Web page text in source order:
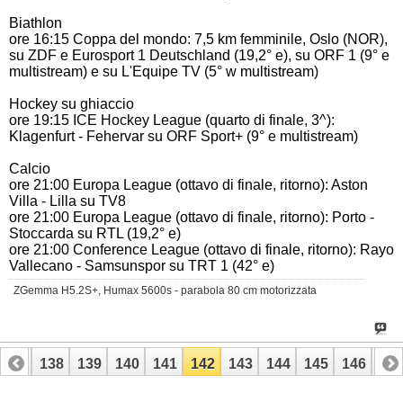
Biathlon
ore 16:15 Coppa del mondo: 7,5 km femminile, Oslo (NOR),
su ZDF e Eurosport 1 Deutschland (19,2° e), su ORF 1 (9° e
multistream) e su L'Equipe TV (5° w multistream)
Hockey su ghiaccio
ore 19:15 ICE Hockey League (quarto di finale, 3^):
Klagenfurt - Fehervar su ORF Sport+ (9° e multistream)
Calcio
ore 21:00 Europa League (ottavo di finale, ritorno): Aston
Villa - Lilla su TV8
ore 21:00 Europa League (ottavo di finale, ritorno): Porto -
Stoccarda su RTL (19,2° e)
ore 21:00 Conference League (ottavo di finale, ritorno): Rayo
Vallecano - Samsunspor su TRT 1 (42° e)
ZGemma H5.2S+, Humax 5600s - parabola 80 cm motorizzata
137 138 139 140 141 142 143 144 145 146 147